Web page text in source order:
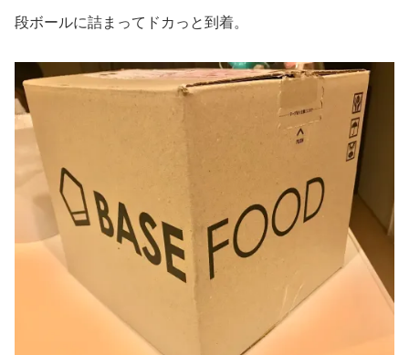
段ボールに詰まってドカっと到着。